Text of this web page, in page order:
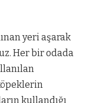
yeri aşarak
Her bir odada
kullandığı